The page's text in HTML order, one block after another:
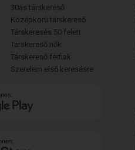
30as társkereső
Középkorú társkereső
Társkeresés 50 felett
Társkereső nők
Társkereső férfiak
Szerelem első keresésre